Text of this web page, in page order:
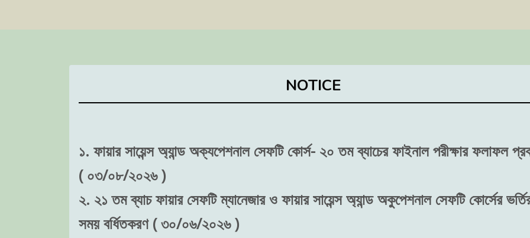
NOTICE
১. ফায়ার সায়েন্স অ্যান্ড অক্যপেশনাল সেফটি কোর্স- ২০ তম ব্যাচের ফাইনাল পরীক্ষার ফলাফল
( ০৩/০৮/২০২৬ )
২. ২১ তম ব্যাচ ফায়ার সেফটি ম্যানেজার ও ফায়ার সায়েন্স অ্যান্ড অকুপেশনাল সেফটি কোর্সের
সময় বর্ধিতকরণ ( ৩০/০৬/২০২৬ )